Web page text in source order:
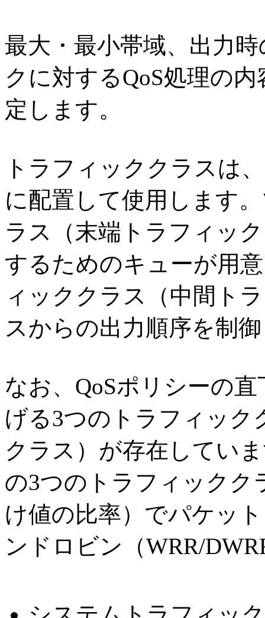
最大・最小帯域、出力
クに対するQoS処理の
定します。
トラフィッククラスは
に配置して使用します
ラス（末端トラフィッ
するためのキューが用
ィッククラス（中間ト
スからの出力順序を制
なお、QoSポリシーの
げる3つのトラフィック
クラス）が存在してい
の3つのトラフィックク
け値の比率）でパケッ
ンドロビン（WRR/